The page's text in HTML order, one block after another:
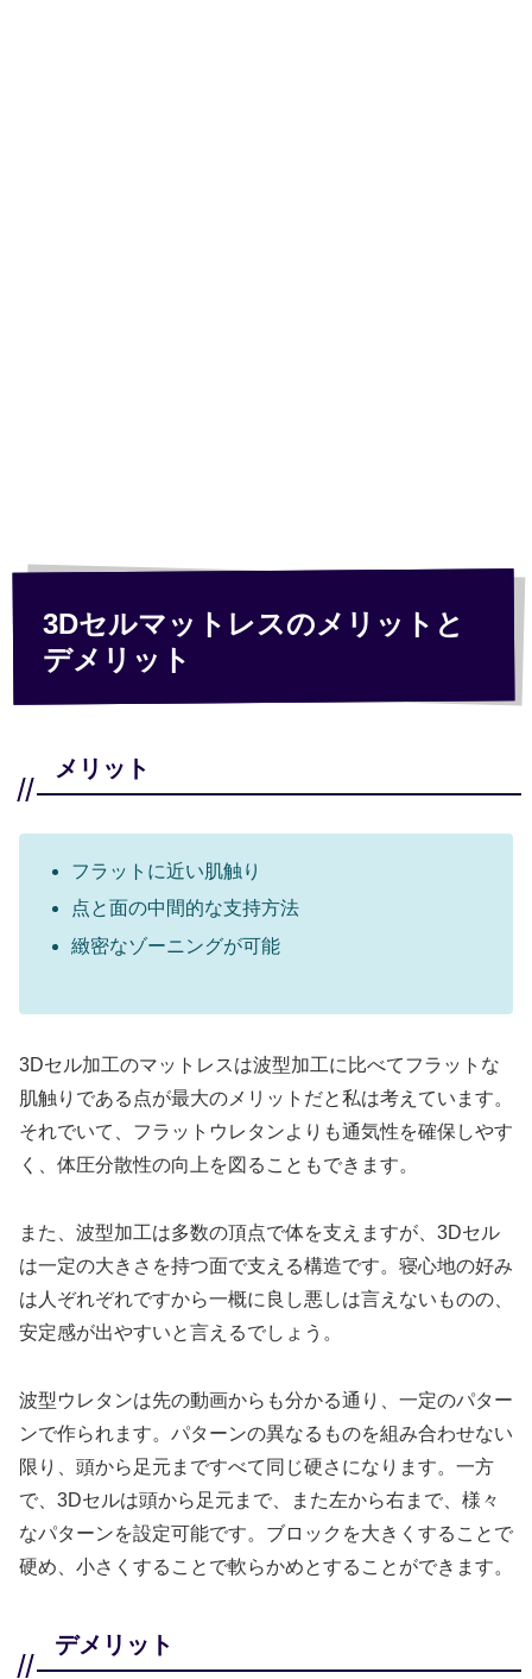
3Dセルマットレスのメリットと
デメリット
メリット
フラットに近い肌触り
点と面の中間的な支持方法
緻密なゾーニングが可能
3Dセル加工のマットレスは波型加工に比べてフラットな
肌触りである点が最大のメリットだと私は考えています。
それでいて、フラットウレタンよりも通気性を確保しやす
く、体圧分散性の向上を図ることもできます。
また、波型加工は多数の頂点で体を支えますが、3Dセル
は一定の大きさを持つ面で支える構造です。寝心地の好み
は人ぞれぞれですから一概に良し悪しは言えないものの、
安定感が出やすいと言えるでしょう。
波型ウレタンは先の動画からも分かる通り、一定のパター
ンで作られます。パターンの異なるものを組み合わせない
限り、頭から足元まですべて同じ硬さになります。一方
で、3Dセルは頭から足元まで、また左から右まで、様々
なパターンを設定可能です。ブロックを大きくすることで
硬め、小さくすることで軟らかめとすることができます。
デメリット